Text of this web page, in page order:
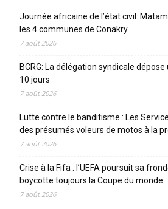
Journée africaine de l’état civil:
les 4 communes de Conakry
7 août 2026
BCRG: La délégation syndicale
10 jours
7 août 2026
Lutte contre le banditisme : Les
des présumés voleurs de motos à la
7 août 2026
Crise à la Fifa : l’UEFA poursuit sa
boycotte toujours la Coupe du monde
7 août 2026